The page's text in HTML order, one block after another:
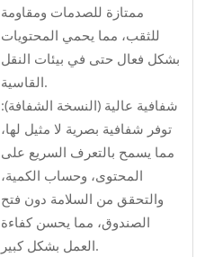
ممتازة للصدمات ومقاومة
للثقب، مما يحمي المحتويات
بشكل فعال حتى في بيئات النقل
القاسية.
شفافية عالية (النسخة الشفافة):
توفر شفافية بصرية لا مثيل لها،
مما يسمح بالتعرف السريع على
المحتوى، وحساب الكمية،
والتحقق من السلامة دون فتح
الصندوق، مما يحسن كفاءة
العمل بشكل كبير.